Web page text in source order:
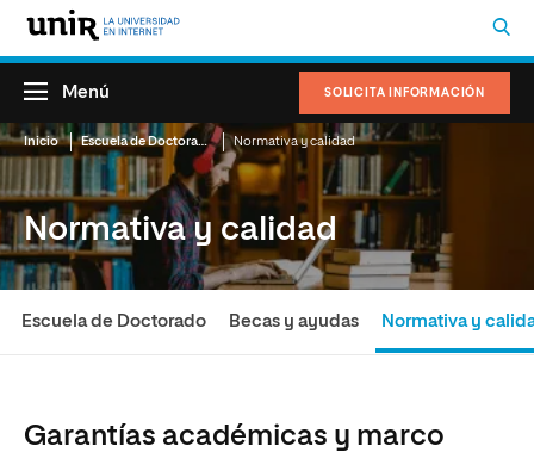
SOLICITA INFORMACIÓN
Menú
Inicio Escuela de Doctorado Normativa y calidad
Normativa y calidad
Escuela de Doctorado Becas y ayudas Normativa y
Garantías académicas y marco